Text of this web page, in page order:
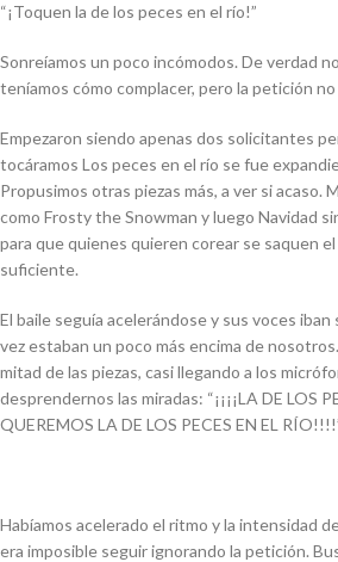
“¡Toquen la de los peces en el río!”
Sonreíamos un poco incómodos. De verdad
teníamos cómo complacer, pero la petición no
Empezaron siendo apenas dos solicitantes
tocáramos Los peces en el río se fue
Propusimos otras piezas más, a ver si acaso.
como Frosty the Snowman y luego Navidad
para que quienes quieren corear se saquen
suficiente.
El baile seguía acelerándose y sus voces
vez estaban un poco más encima de
mitad de las piezas, casi llegando a los
desprendernos las miradas: “¡¡¡¡LA DE LOS
QUEREMOS LA DE LOS PECES EN EL
Habíamos acelerado el ritmo y la intensidad
era imposible seguir ignorando la petición.